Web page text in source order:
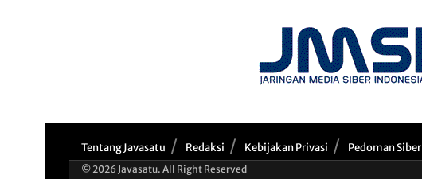
Tentang Javasatu Redaksi Kebijakan Privasi Pedoman Siber
© 2026 Javasatu. All Right Reserved